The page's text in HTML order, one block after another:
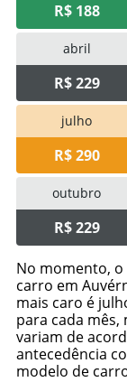
R$ 188
abril
R$ 229
julho
R$ 290
outubro
R$ 229
No momento,
carro em
mais caro é
para cada mês,
variam de
antecedência
modelo de